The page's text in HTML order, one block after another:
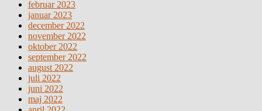
februar 2023
januar 2023
december 2022
november 2022
oktober 2022
september 2022
august 2022
juli 2022
juni 2022
maj 2022